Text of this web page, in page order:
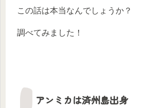
この話は本当なんでしょうか？
調べてみました！
アンミカは済州島出身